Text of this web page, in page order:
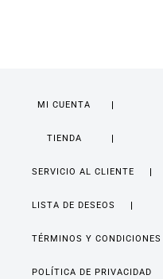
MI CUENTA
TIENDA
SERVICIO AL CLIENTE
LISTA DE DESEOS
TÉRMINOS Y CONDICIONES
POLÍTICA DE PRIVACIDAD